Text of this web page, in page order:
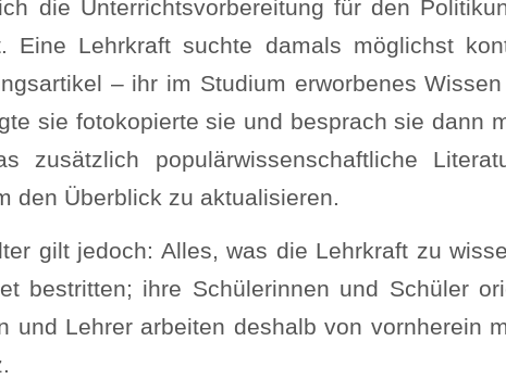
die Unterrichtsvorbereitung für den
Eine Lehrkraft suchte damals möglichst
– ihr im Studium erworbenes
sie fotokopierte sie und besprach sie dann
zusätzlich populärwissenschaftliche
den Überblick zu aktualisieren.
gilt jedoch: Alles, was die Lehrkraft zu
bestritten; ihre Schülerinnen und Schüler
und Lehrer arbeiten deshalb von vornherein